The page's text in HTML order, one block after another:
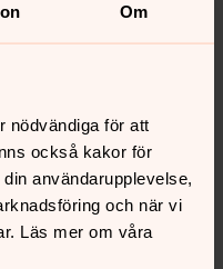
Om
nödvändiga för att
också kakor för
användarupplevelse,
och när vi
Läs mer om våra
Huskvarna
organisation som
med
kan du läsa om de
pastorat